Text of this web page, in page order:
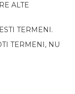
ALTE
TERMENI.
TERMENI, NU